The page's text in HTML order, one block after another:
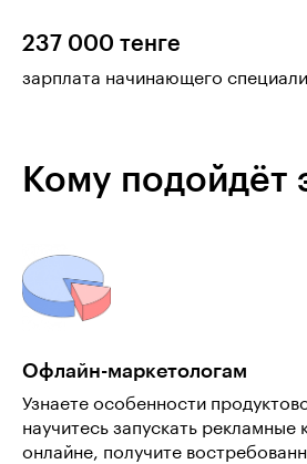
237 000 тенге
зарплата начинающего
Кому подойдёт
Офлайн-маркетологам
Узнаете особенности
научитесь запускать рекламные
онлайне, получите